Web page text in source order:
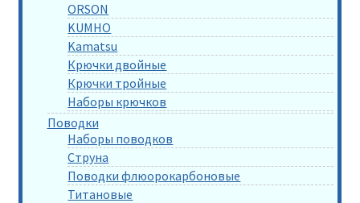
ORSON
KUMHO
Kamatsu
Крючки двойные
Крючки тройные
Наборы крючков
Поводки
Наборы поводков
Струна
Поводки флюорокарбоновые
Титановые